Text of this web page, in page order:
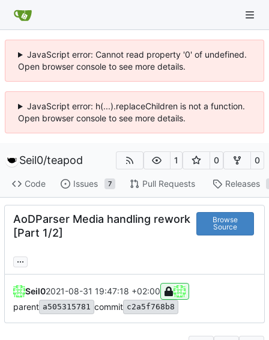
JavaScript error: Cannot read property '0' of undefined.
Open browser console to see more details.
JavaScript error: h(...).replaceChildren is not a function.
Open browser console to see more details.
Seil0/teapod 1 0 0
Code Issues 7 Pull Requests Releases
AoDParser Media handling rework
[Part 1/2]
Browse
Source
...
Seil02021-08-31 19:47:18 +02:00
parent a505315781 commit c2a5f768b8